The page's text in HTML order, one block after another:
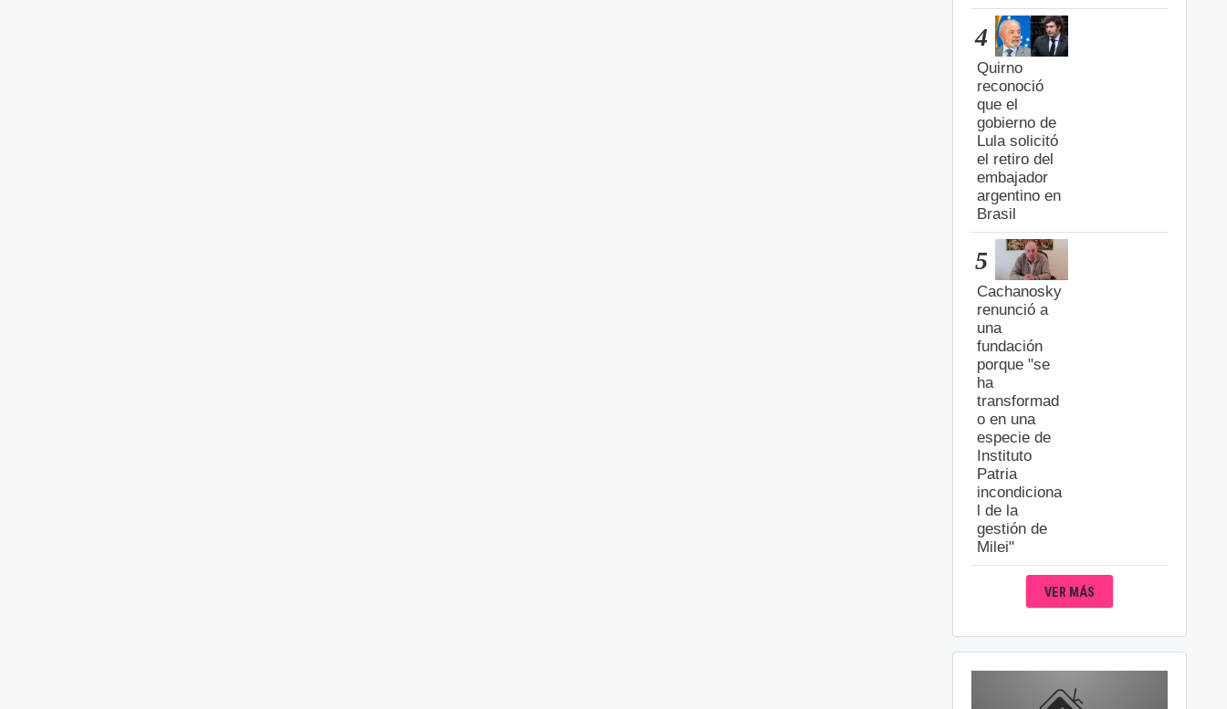
4
Quirno
reconoció
que el
gobierno de
Lula solicitó
el retiro del
embajador
argentino en
Brasil
5
Cachanosky
renunció a
una
fundación
porque "se
ha
transformad
o en una
especie de
Instituto
Patria
incondiciona
l de la
gestión de
Milei"
VER MÁS